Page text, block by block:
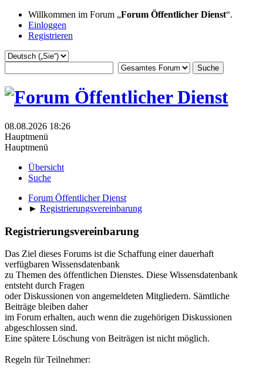
Willkommen im Forum „Forum Öffentlicher Dienst“.
Einloggen
Registrieren
08.08.2026 18:26
Hauptmenü
Hauptmenü
Übersicht
Suche
Forum Öffentlicher Dienst
► Registrierungsvereinbarung
Registrierungsvereinbarung
Das Ziel dieses Forums ist die Schaffung einer dauerhaft
verfügbaren Wissensdatenbank
zu Themen des öffentlichen Dienstes. Diese Wissensdatenbank
entsteht durch Fragen
oder Diskussionen von angemeldeten Mitgliedern. Sämtliche
Beiträge bleiben daher
im Forum erhalten, auch wenn die zugehörigen Diskussionen
abgeschlossen sind.
Eine spätere Löschung von Beiträgen ist nicht möglich.
Regeln für Teilnehmer: